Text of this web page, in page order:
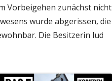
Vorbeigehen zunächst nicht
wurde abgerissen, die
Die Besitzerin lud